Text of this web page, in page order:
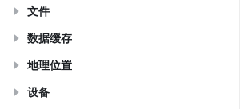
文件
数据缓存
地理位置
设备